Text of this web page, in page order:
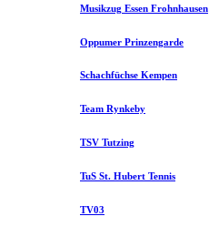
Musikzug Essen Frohnhausen
Oppumer Prinzengarde
Schachfüchse Kempen
Team Rynkeby
TSV Tutzing
TuS St. Hubert Tennis
TV03